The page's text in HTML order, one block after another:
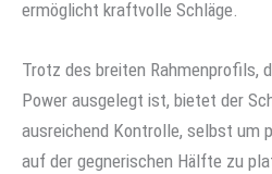
ermöglicht kraftvolle Schläge.
Trotz des breiten Rahmenprofils,
Power ausgelegt ist, bietet der
ausreichend Kontrolle, selbst um
auf der gegnerischen Hälfte zu